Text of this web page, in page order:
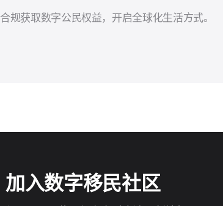
合规获取数字公民权益，开启全球化生活方式。
加入数字移民社区